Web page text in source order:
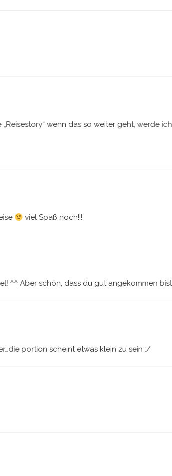
wenn das so weiter geht, werde
viel Spaß noch!!!
^^ Aber schön, dass du gut angekommen
portion scheint etwas klein zu sein :/